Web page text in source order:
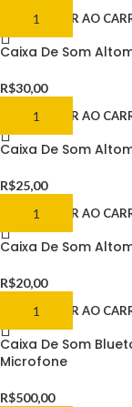
ADICIONAR AO
Caixa De Som
R$30,00
ADICIONAR AO
Caixa De Som
R$25,00
ADICIONAR AO
Caixa De Som
R$20,00
ADICIONAR AO
Caixa De Som
Microfone
R$500,00